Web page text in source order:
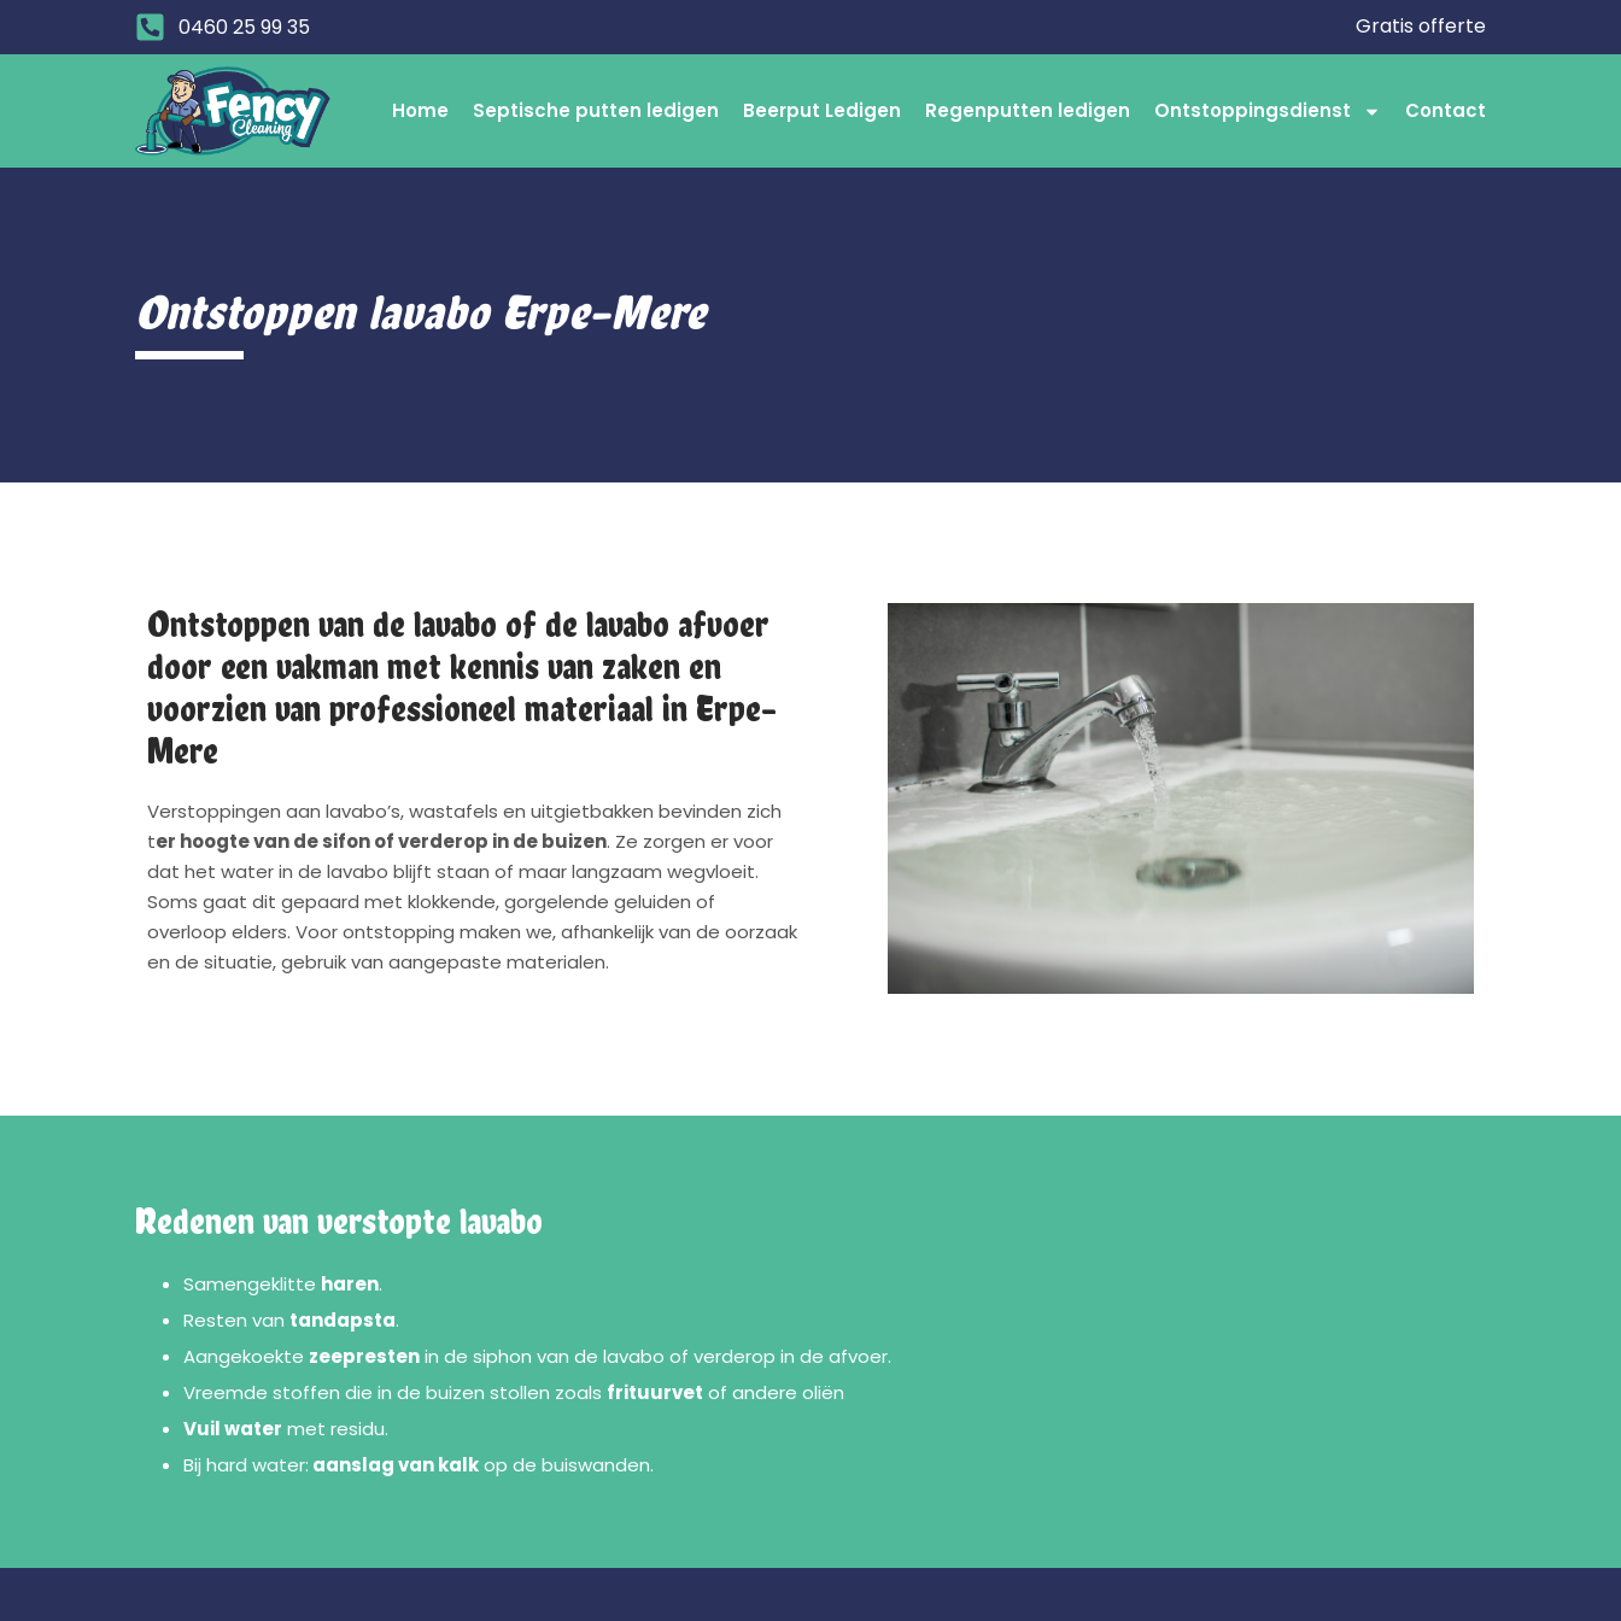
0460 25 99 35 Gratis offerte
Home Septische putten ledigen Beerput Ledigen Regenputten ledigen Ontstoppingsdienst Contact
Ontstoppen lavabo Erpe-Mere
Ontstoppen van de lavabo of de lavabo afvoer
door een vakman met kennis van zaken en
voorzien van professioneel materiaal in Erpe-
Mere
Verstoppingen aan lavabo’s, wastafels en uitgietbakken bevinden zich
ter hoogte van de sifon of verderop in de buizen. Ze zorgen er voor
dat het water in de lavabo blijft staan of maar langzaam wegvloeit.
Soms gaat dit gepaard met klokkende, gorgelende geluiden of
overloop elders. Voor ontstopping maken we, afhankelijk van de oorzaak
en de situatie, gebruik van aangepaste materialen.
Redenen van verstopte lavabo
Samengeklitte haren.
Resten van tandapsta.
Aangekoekte zeeprestenin de siphon van de lavabo of verderop in de afvoer.
Vreemde stoffen die in de buizen stollen zoals frituurvet of andere oliën
Vuil water met residu.
Bij hard water: aanslag van kalkop de buiswanden.